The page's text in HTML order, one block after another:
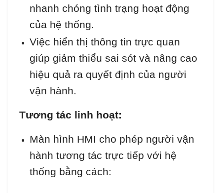
nhanh chóng tình trạng hoạt động
của hệ thống.
Việc hiển thị thông tin trực quan
giúp giảm thiểu sai sót và nâng cao
hiệu quả ra quyết định của người
vận hành.
Tương tác linh hoạt:
Màn hình HMI cho phép người vận
hành tương tác trực tiếp với hệ
thống bằng cách: